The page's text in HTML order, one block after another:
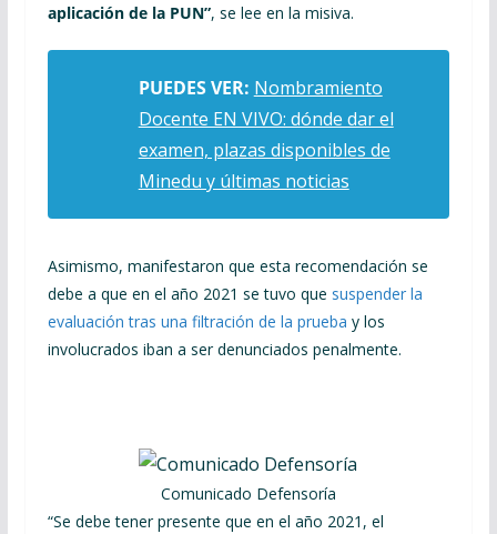
aplicación de la PUN”, se lee en la misiva.
PUEDES VER: Nombramiento
Docente EN VIVO: dónde dar el
examen, plazas disponibles de
Minedu y últimas noticias
Asimismo, manifestaron que esta recomendación se
debe a que en el año 2021 se tuvo que suspender la
evaluación tras una filtración de la prueba y los
involucrados iban a ser denunciados penalmente.
Comunicado Defensoría
“Se debe tener presente que en el año 2021, el